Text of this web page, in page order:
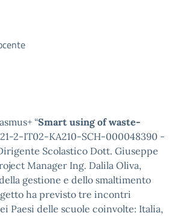
“Smart using of waste-
2-IT02-KA210-SCH-000048390 -
Scolastico Dott. Giuseppe
Manager Ing. Dalila Oliva,
gestione e dello smaltimento
ha previsto tre incontri
Paesi delle scuole coinvolte: Italia,